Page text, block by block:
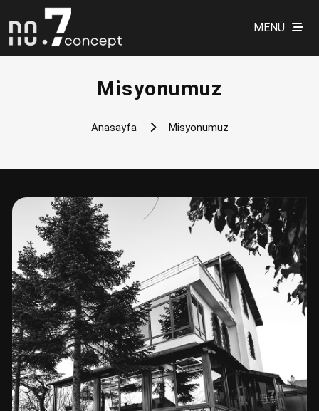
MENÜ
Misyonumuz
Anasayfa Misyonumuz